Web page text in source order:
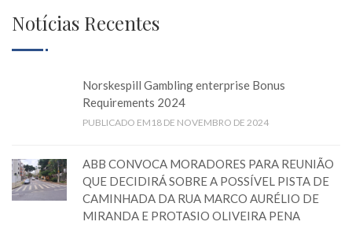
Notícias Recentes
Norskespill Gambling enterprise Bonus
Requirements 2024
PUBLICADO EM18 DE NOVEMBRO DE 2024
ABB CONVOCA MORADORES PARA REUNIÃO
QUE DECIDIRÁ SOBRE A POSSÍVEL PISTA DE
CAMINHADA DA RUA MARCO AURÉLIO DE
MIRANDA E PROTASIO OLIVEIRA PENA